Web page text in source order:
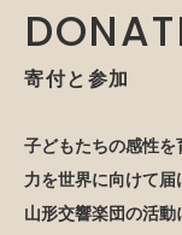
寄付と参加
子どもたちの感性
力を世界に向けて届
山形交響楽団の活